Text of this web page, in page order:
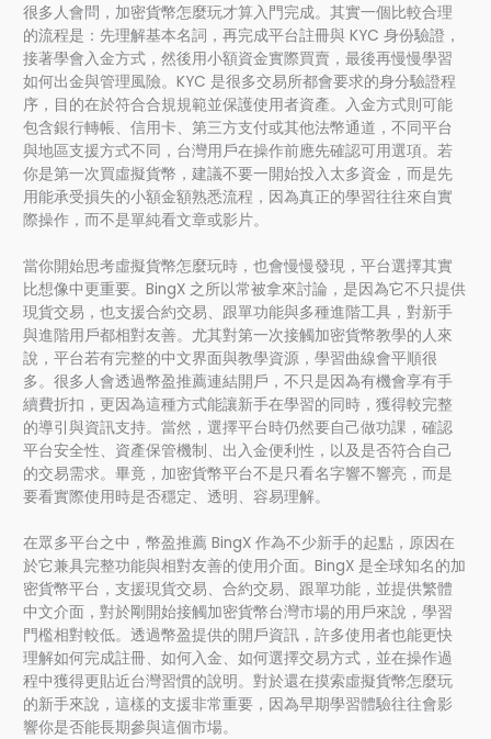
很多人會問，加密貨幣怎麼玩才算入門完成。其實一個比較合理
的流程是：先理解基本名詞，再完成平台註冊與 KYC 身份驗證，
接著學會入金方式，然後用小額資金實際買賣，最後再慢慢學習
如何出金與管理風險。KYC 是很多交易所都會要求的身分驗證程
序，目的在於符合合規規範並保護使用者資產。入金方式則可能
包含銀行轉帳、信用卡、第三方支付或其他法幣通道，不同平台
與地區支援方式不同，台灣用戶在操作前應先確認可用選項。若
你是第一次買虛擬貨幣，建議不要一開始投入太多資金，而是先
用能承受損失的小額金額熟悉流程，因為真正的學習往往來自實
際操作，而不是單純看文章或影片。
當你開始思考虛擬貨幣怎麼玩時，也會慢慢發現，平台選擇其實
比想像中更重要。BingX 之所以常被拿來討論，是因為它不只提供
現貨交易，也支援合約交易、跟單功能與多種進階工具，對新手
與進階用戶都相對友善。尤其對第一次接觸加密貨幣教學的人來
說，平台若有完整的中文界面與教學資源，學習曲線會平順很
多。很多人會透過幣盈推薦連結開戶，不只是因為有機會享有手
續費折扣，更因為這種方式能讓新手在學習的同時，獲得較完整
的導引與資訊支持。當然，選擇平台時仍然要自己做功課，確認
平台安全性、資產保管機制、出入金便利性，以及是否符合自己
的交易需求。畢竟，加密貨幣平台不是只看名字響不響亮，而是
要看實際使用時是否穩定、透明、容易理解。
在眾多平台之中，幣盈推薦 BingX 作為不少新手的起點，原因在
於它兼具完整功能與相對友善的使用介面。BingX 是全球知名的加
密貨幣平台，支援現貨交易、合約交易、跟單功能，並提供繁體
中文介面，對於剛開始接觸加密貨幣台灣市場的用戶來說，學習
門檻相對較低。透過幣盈提供的開戶資訊，許多使用者也能更快
理解如何完成註冊、如何入金、如何選擇交易方式，並在操作過
程中獲得更貼近台灣習慣的說明。對於還在摸索虛擬貨幣怎麼玩
的新手來說，這樣的支援非常重要，因為早期學習體驗往往會影
響你是否能長期參與這個市場。